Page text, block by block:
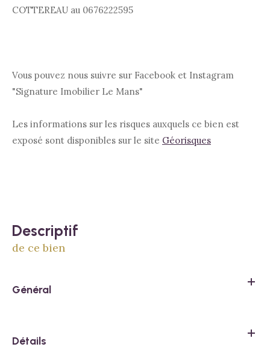
COTTEREAU au 0676222595
Vous pouvez nous suivre sur Facebook et Instagram
"Signature Imobilier Le Mans"
Les informations sur les risques auxquels ce bien est
exposé sont disponibles sur le site Géorisques
descriptif
de ce bien
Général
Détails